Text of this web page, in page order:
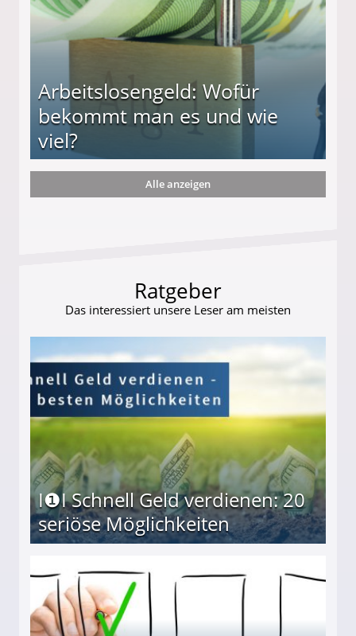
Arbeitslosengeld: Wofür
bekommt man es und wie
viel?
und wie viel?
Alle anzeigen
Ratgeber
Das interessiert unsere Leser am meisten
I❶I Schnell Geld verdienen: 20
seriöse Möglichkeiten